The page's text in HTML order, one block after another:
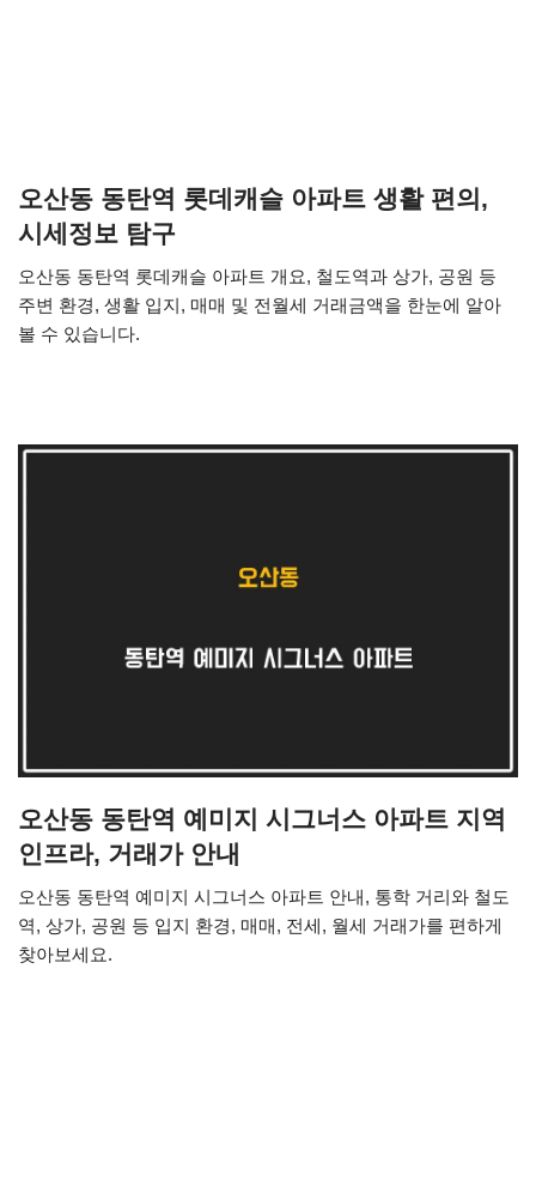
오산동 동탄역 롯데캐슬 아파트 생활 편의,
시세정보 탐구
오산동 동탄역 롯데캐슬 아파트 개요, 철도역과 상가, 공원 등
주변 환경, 생활 입지, 매매 및 전월세 거래금액을 한눈에 알아
볼 수 있습니다.
오산동 동탄역 예미지 시그너스 아파트 지역
인프라, 거래가 안내
오산동 동탄역 예미지 시그너스 아파트 안내, 통학 거리와 철도
역, 상가, 공원 등 입지 환경, 매매, 전세, 월세 거래가를 편하게
찾아보세요.